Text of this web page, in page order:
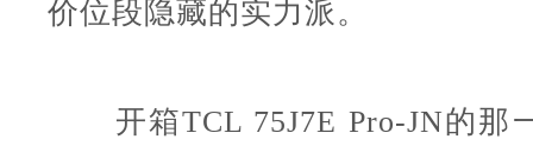
价位段隐藏的实力派。
开箱TCL 75J7E Pro-JN的那